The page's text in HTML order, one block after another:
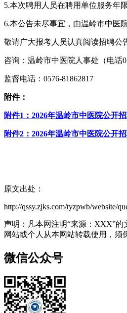
5.本次聘用人员在聘用单位服务年
6.本公告未尽事宜，由温岭市中医
敬请广大报考人员认真阅读招聘公
咨询：温岭市中医院人事处（电话
监督电话：0576-81862817
附件：
附件1：2026年温岭市中医院公开
附件2：2026年温岭市中医院公开
原文出处：
http://qssy.zjks.com/tyzpwb/website/
声明：凡本网注明“来源：XXX”的
网站或个人从本网站转载使用，须
微信公众号